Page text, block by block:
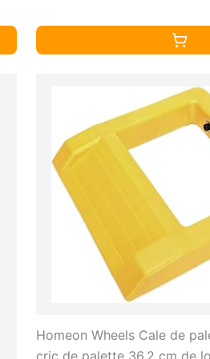
Homeon Wheels Cale de